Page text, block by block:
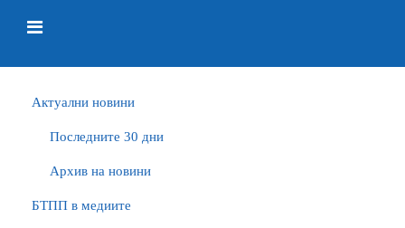
Актуални новини
Последните 30 дни
Архив на новини
БTПП в медиите